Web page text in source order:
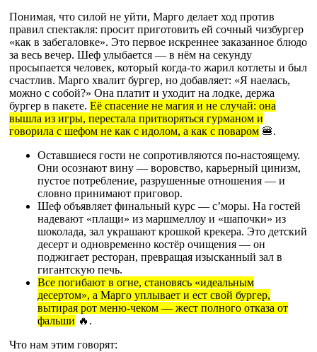
Понимая, что силой не уйти, Марго делает ход против
правил спектакля: просит приготовить ей сочный чизбургер
«как в забегаловке». Это первое искреннее заказанное блюдо
за весь вечер. Шеф улыбается — в нём на секунду
просыпается человек, который когда-то жарил котлеты и был
счастлив. Марго хвалит бургер, но добавляет: «Я наелась,
можно с собой?» Она платит и уходит на лодке, держа
бургер в пакете. Её спасение не магия и не случай: она
вышла из игры, перестала притворяться гурманом и
говорила с шефом не как с идолом, а как с поваром 🍔.
Оставшиеся гости не сопротивляются по-настоящему.
Они осознают вину — воровство, карьерный цинизм,
пустое потребление, разрушенные отношения — и
словно принимают приговор.
Шеф объявляет финальный курс — с’моры. На гостей
надевают «плащи» из маршмеллоу и «шапочки» из
шоколада, зал украшают крошкой крекера. Это детский
десерт и одновременно костёр очищения — он
поджигает ресторан, превращая изысканный зал в
гигантскую печь.
Все погибают в огне, становясь «идеальным
десертом», а Марго уплывает и ест свой бургер,
вытирая рот меню-чеком — жест полного отказа от
фальши 🔥.
Что нам этим говорят: